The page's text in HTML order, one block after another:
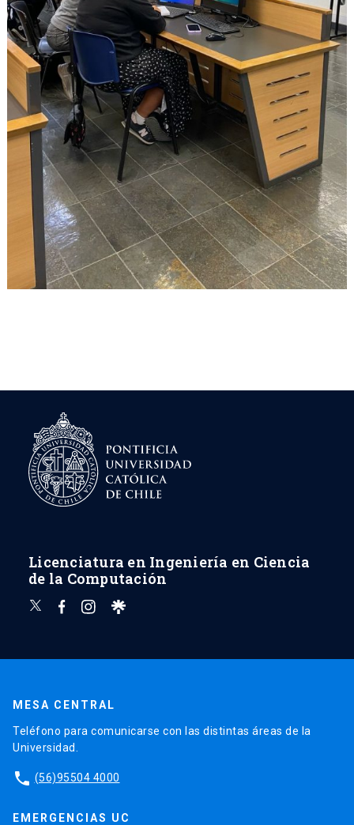
Licenciatura en Ingeniería en Ciencia
de la Computación
MESA CENTRAL
Teléfono para comunicarse con las distintas áreas de la
Universidad.
phone (56)95504 4000
EMERGENCIAS UC